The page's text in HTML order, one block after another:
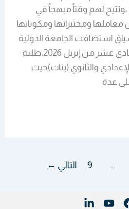
،وتتيح لهم وقتاً مبهجاً في
معاملها ومختبراتها ومكوناتها
استضافت الجامعة الدولية
صباح اليوم السبت الحادي عشر من إبريل 2026،طلبة
والثانوي (بنات)حيث
عدة
…
9 التالي ←